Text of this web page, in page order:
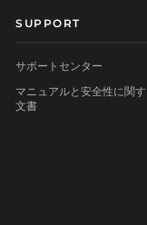
SUPPORT
サポートセンター
マニュアルと安全性に関
文書